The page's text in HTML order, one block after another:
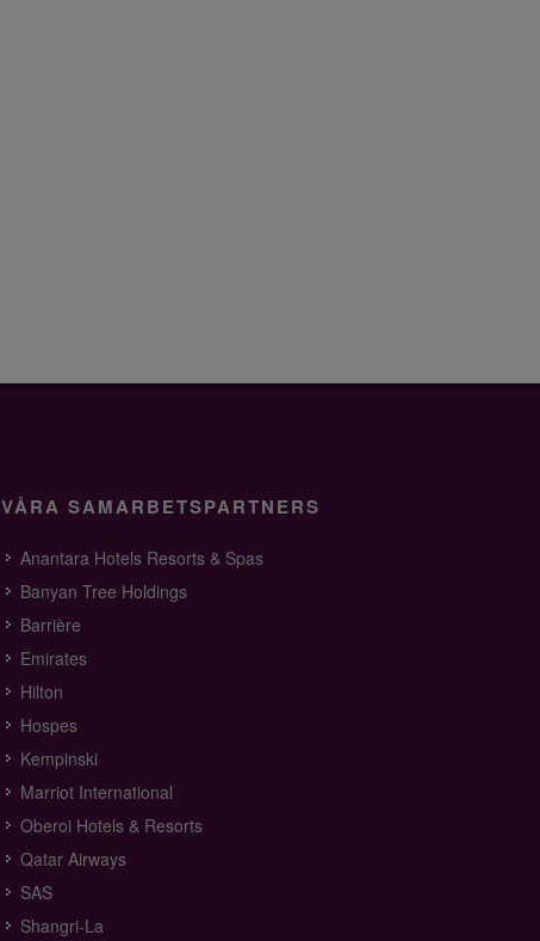
VÅRA SAMARBETSPARTNERS
Anantara Hotels Resorts & Spas
Banyan Tree Holdings
Barrière
Emirates
Hilton
Hospes
Kempinski
Marriot International
Oberoi Hotels & Resorts
Qatar Airways
SAS
Shangri-La